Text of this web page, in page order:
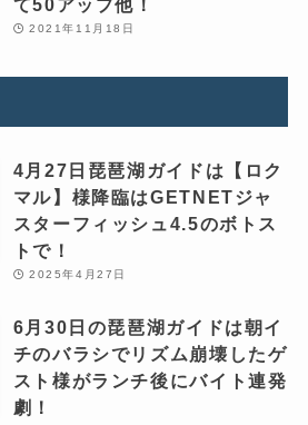
て50アップ他！
2021年11月18日
4月27日琵琶湖ガイドは【ロク
マル】様降臨はGETNETジャ
スターフィッシュ4.5のボトス
トで！
2025年4月27日
6月30日の琵琶湖ガイドは朝イ
チのバラシでリズム崩壊したゲ
スト様がランチ後にバイト連発
劇！